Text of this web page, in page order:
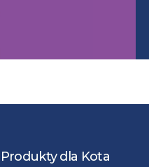
Produkty dla Kota